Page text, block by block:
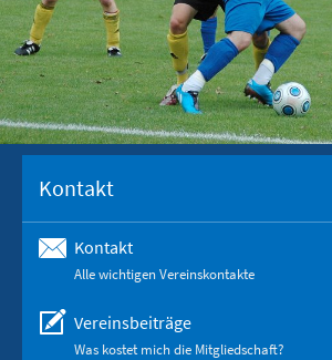
Kontakt
Kontakt
Alle wichtigen Vereinskontakte
Vereinsbeiträge
Was kostet mich die Mitgliedschaft?